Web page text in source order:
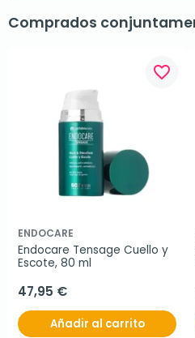
Comprados
favorite_border
ENDOCARE
Endocare Tensage Cuello y
Escote, 80 ml
47,95 €
Añadir al carrito